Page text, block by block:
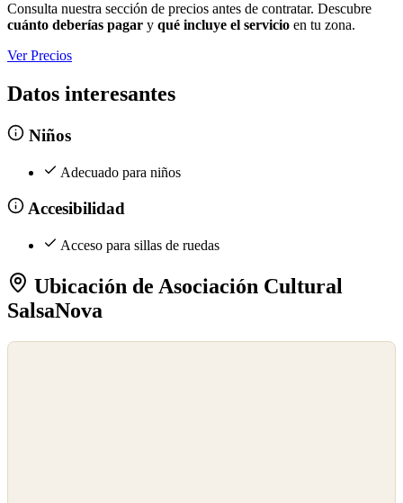
Consulta nuestra sección de precios antes de contratar. Descubre
cuánto deberías pagar y qué incluye el servicio en tu zona.
Ver Precios
Datos interesantes
Niños
Adecuado para niños
Accesibilidad
Acceso para sillas de ruedas
Ubicación de Asociación Cultural
SalsaNova